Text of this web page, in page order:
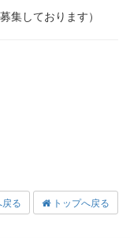
集しております）
る トップへ戻る